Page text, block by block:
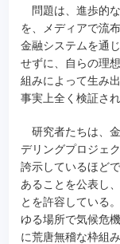
問題は、進歩的
を、メディアで流
金融システムを通
せずに、自らの理
組みによって生み
事実上全く検証さ
研究者たちは、
デリングプロジェ
誇示しているほど
あることを公表し
とを許容している
ゆる場所で気候危
に荒唐無稽な枠組